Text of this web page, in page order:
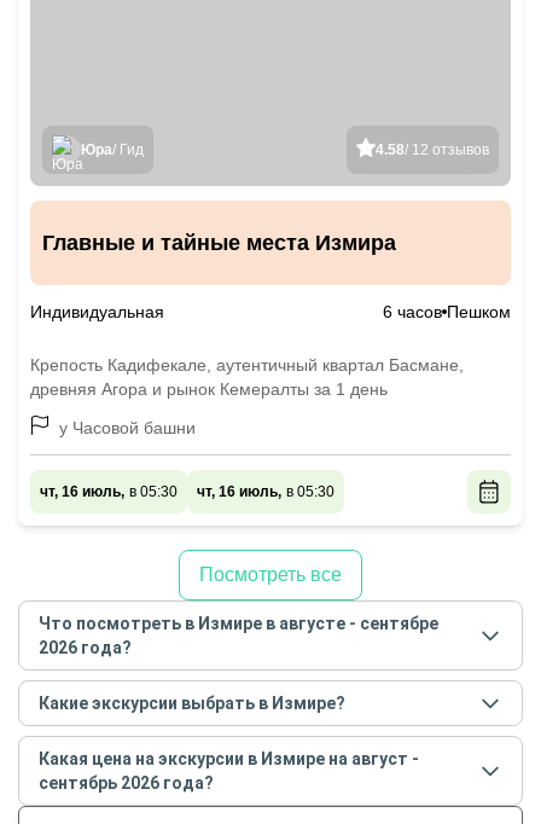
4.58/ 12 отзывов
Юра/ Гид
Главные и тайные места Измира
Индивидуальная 6 часов Пешком
Крепость Кадифекале, аутентичный квартал Басмане,
древняя Агора и рынок Кемералты за 1 день
у Часовой башни
чт, 16 июль, в 05:30 чт, 16 июль, в 05:30
Посмотреть все
Что посмотреть в Измире в августе - сентябре
2026 года?
Самые популярные местав Измирев августе -
сентябре 2026года:
Обзорные
Со скидкой
Индивидуальные
Какие экскурсии выбрать в Измире?
Самые популярные экскурсиив Измирев августе -
сентябре 2026года:
Эфес и дом Девы Марии — из Измира
Какая цена на экскурсии в Измире на август -
сентябрь 2026 года?